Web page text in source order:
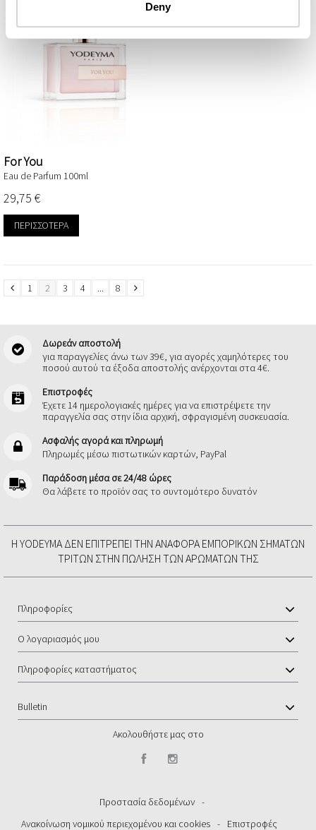
Deny
For You
Eau de Parfum 100ml
29,75 €
ΠΕΡΙΣΣΌΤΕΡΑ
1 2 3 4 ... 8
Δωρεάν αποστολή
για παραγγελίες άνω των 39€, για αγορές χαμηλότερες του
ποσού αυτού τα έξοδα αποστολής ανέρχονται στα 4€.
Επιστροφές
Έχετε 14 ημερολογιακές ημέρες για να επιστρέψετε την
παραγγελία σας στην ίδια αρχική, σφραγισμένη συσκευασία.
Ασφαλής αγορά και πληρωμή
Πληρωμές μέσω πιστωτικών καρτών, PayPal
Παράδοση μέσα σε 24/48 ώρες
Θα λάβετε το προϊόν σας το συντομότερο δυνατόν
Η YODEYMA ΔΕΝ ΕΠΙΤΡΈΠΕΙ ΤΗΝ ΑΝΑΦΟΡΆ ΕΜΠΟΡΙΚΏΝ ΣΗΜΆΤΩΝ
ΤΡΊΤΩΝ ΣΤΗΝ ΠΏΛΗΣΗ ΤΩΝ ΑΡΩΜΆΤΩΝ ΤΗΣ
Πληροφορίες
Ο λογαριασμός μου
Πληροφορίες καταστήματος
Bulletin
Ακολουθήστε μας στο
Προστασία δεδομένων -
Ανακοίνωση νομικού περιεχομένου και cookies - Επιστροφές